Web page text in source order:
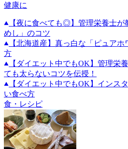
健康に
【夜に食べても◎】管理栄養士が
めし」のコツ
【北海道産】真っ白な「ピュア
方
【ダイエット中でもOK】管理栄
ても太らないコツを伝授！
【ダイエット中でもOK】インス
い食べ方
食・レシピ